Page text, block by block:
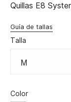
Quillas E8
Guía de tallas
Talla
Color